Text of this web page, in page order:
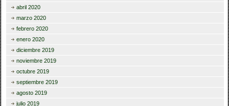
abril 2020
marzo 2020
febrero 2020
enero 2020
diciembre 2019
noviembre 2019
octubre 2019
septiembre 2019
agosto 2019
julio 2019